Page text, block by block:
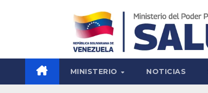
MINISTERIO NOTICIAS